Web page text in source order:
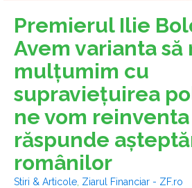
Premierul Ilie
Avem varianta să
mulţumim cu
supravieţuirea
ne vom
răspunde
românilor
Stiri & Articole Ziarul Financiar - ZF.ro